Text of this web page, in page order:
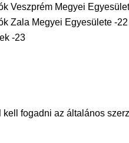
Veszprém Megyei
Zala Megyei Egyesülete -22
-23
kell fogadni az általános